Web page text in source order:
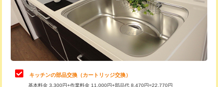
給水管工事※（保温材使用（バンド止
め込み）)
5,500円
給水管工事※（土の掘削・埋め戻し作
11,000円
給水管工事※（塩ビ管（VP・HI）使
用/3ｍまで)
桝清掃 8,800円
止水・漏水調査・防水処理・清掃・修
理・調整・分解・加工など（軽作業）
11,000円
止水・漏水調査・防水処理・清掃・修
理・調整・分解・加工など（中作業）
22,000円
キッチンの部品交換（カートリッジ交換）
基本料金 3,300円+作業料金 11,000円+部品代 8,470円=22,770円